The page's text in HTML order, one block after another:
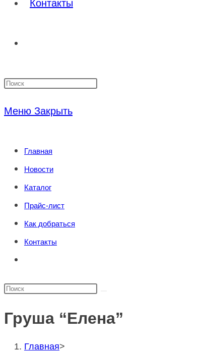
Контакты
поиск
сайту
Нажмите
Меню Закрыть
Главная
Новости
Каталог
Прайс-лист
Как добраться
Контакты
по
Поиск
сайте
Груша “Елена”
Главная>